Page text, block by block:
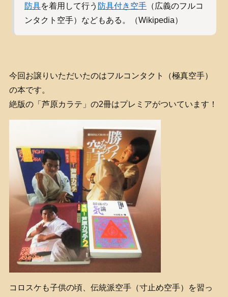
防具を着用して行う 防具付き空手（広義のフルコ
ンタクト空手）などもある。（Wikipedia）
今回お譲りいただいたのはフルコンタクト（極真空手）
の本です。
絶版の「芦原カラテ」の2冊はプレミアがついています！
コロスケも子供の頃、伝統派空手（寸止め空手）を習っ